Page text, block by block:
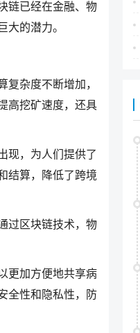
链已经在金融、物
的潜力。
杂度不断增加，
高挖矿速度，还具
现，为人们提供了
结算，降低了跨境
过区块链技术，物
更加方便地共享病
全性和隐私性，防